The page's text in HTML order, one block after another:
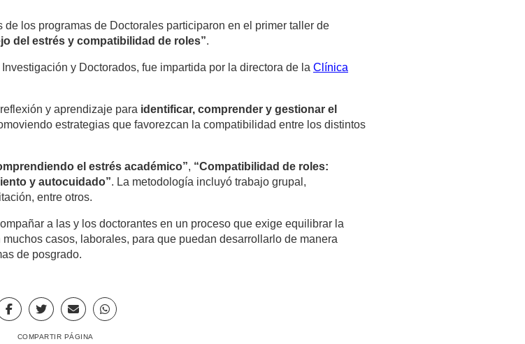
los programas de Doctorales participaron en el primer taller de
del estrés y compatibilidad de roles”.
y Doctorados, fue impartida por la directora de la Clínica
y aprendizaje para identificar, comprender y gestionar el
estrategias que favorezcan la compatibilidad entre los distintos
el estrés académico”, “Compatibilidad de roles:
y autocuidado”. La metodología incluyó trabajo grupal,
entre otros.
a las y los doctorantes en un proceso que exige equilibrar la
casos, laborales, para que puedan desarrollarlo de manera
de posgrado.
COMPARTIR PÁGINA